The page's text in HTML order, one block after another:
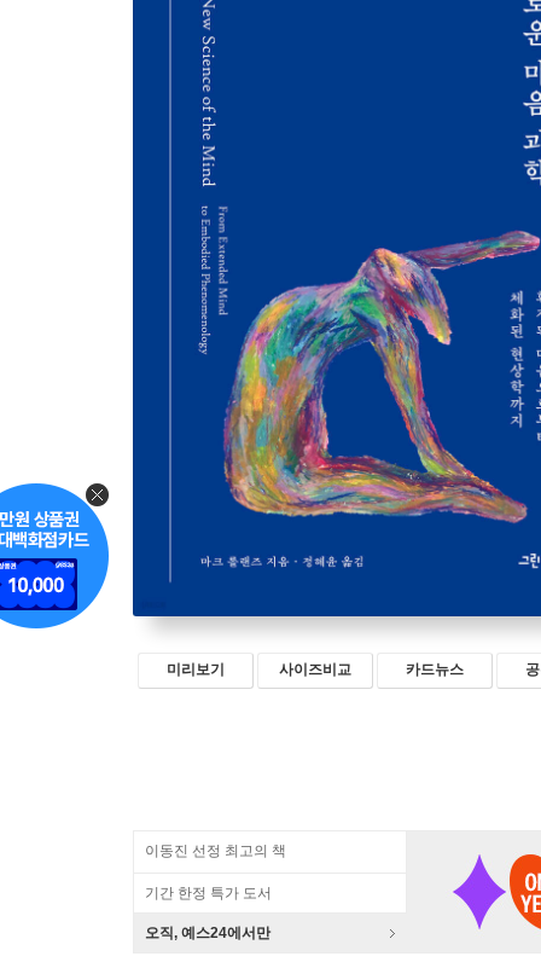
미리보기 사이즈비교 카드뉴스
이동진 선정 최고의 책
기간 한정 특가 도서
오직, 예스24에서만